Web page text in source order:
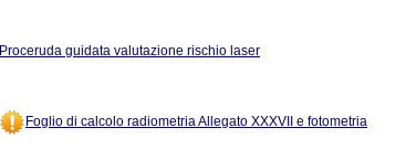
Proceruda guidata valutazione rischio laser
Foglio di calcolo radiometria Allegato XXXVII e fotometria